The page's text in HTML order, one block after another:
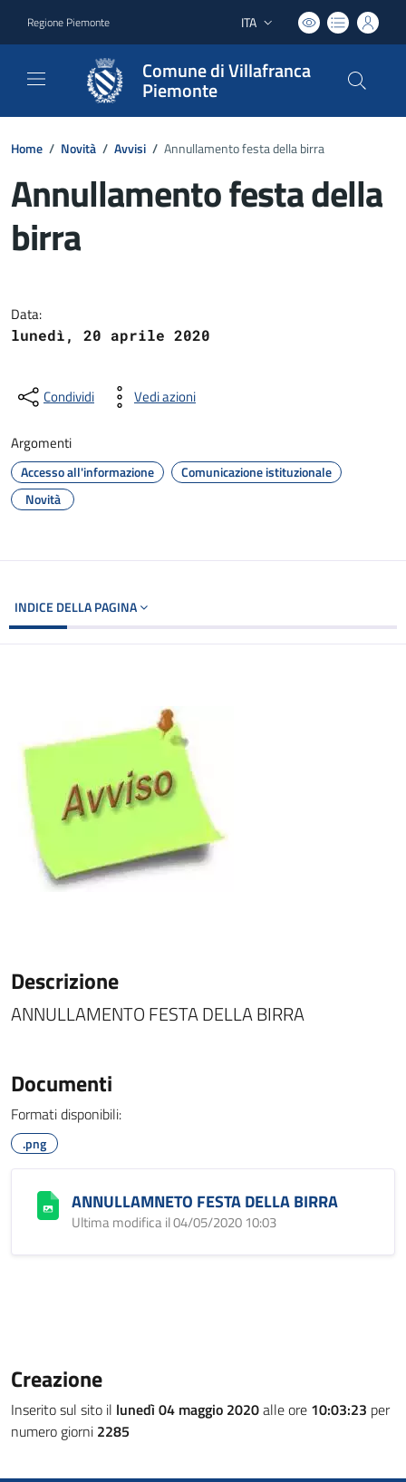
Regione Piemonte Lingua attiva:
ITA
Comune di Villafranca
Piemonte
Home / Novità / Avvisi / Annullamento festa della birra
Annullamento festa della
birra
Data:
lunedì, 20 aprile 2020
Condividi Vedi azioni
Argomenti
Accesso all'informazione
Comunicazione istituzionale
Novità
INDICE DELLA PAGINA
Descrizione
ANNULLAMENTO FESTA DELLA BIRRA
Documenti
Formati disponibili:
.png
ANNULLAMNETO FESTA DELLA BIRRA
Ultima modifica il 04/05/2020 10:03
Creazione
Inserito sul sito il lunedì 04 maggio 2020alle ore 10:03:23 per
numero giorni 2285